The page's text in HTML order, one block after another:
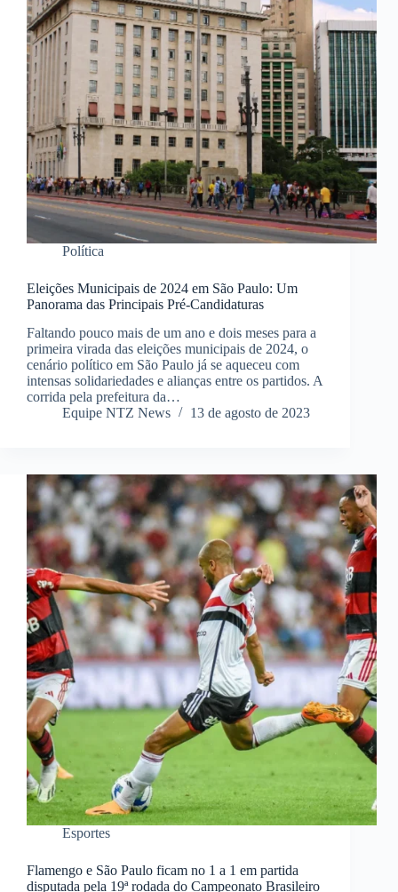
Política
Eleições Municipais de 2024 em São Paulo: Um
Panorama das Principais Pré-Candidaturas
Faltando pouco mais de um ano e dois meses para a
primeira virada das eleições municipais de 2024, o
cenário político em São Paulo já se aqueceu com
intensas solidariedades e alianças entre os partidos. A
corrida pela prefeitura da…
Equipe NTZ News
13 de agosto de 2023
Esportes
Flamengo e São Paulo ficam no 1 a 1 em partida
disputada pela 19ª rodada do Campeonato Brasileiro